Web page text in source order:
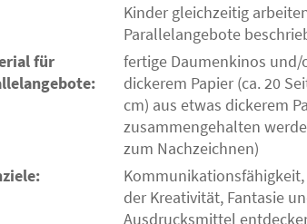
Kinder gleichzeitig
Parallelangebote
für
fertige Daumenkinos
dickerem Papier (ca. 20
cm) aus etwas dickerem
zusammengehalten
zum Nachzeichnen)
der Kreativität, Fantasie
Ausdrucksmittel